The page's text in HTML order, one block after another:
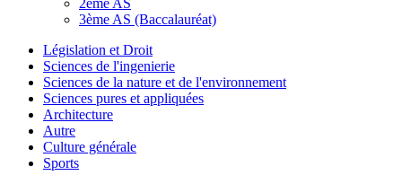
3ème AS (Baccalauréat)
Législation et Droit
Sciences de l'ingenierie
Sciences de la nature et de l'environnement
Sciences pures et appliquées
Architecture
Autre
Culture générale
Sports